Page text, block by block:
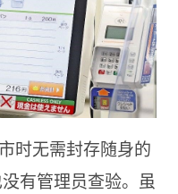
时无需封存随身的
有管理员查验。虽